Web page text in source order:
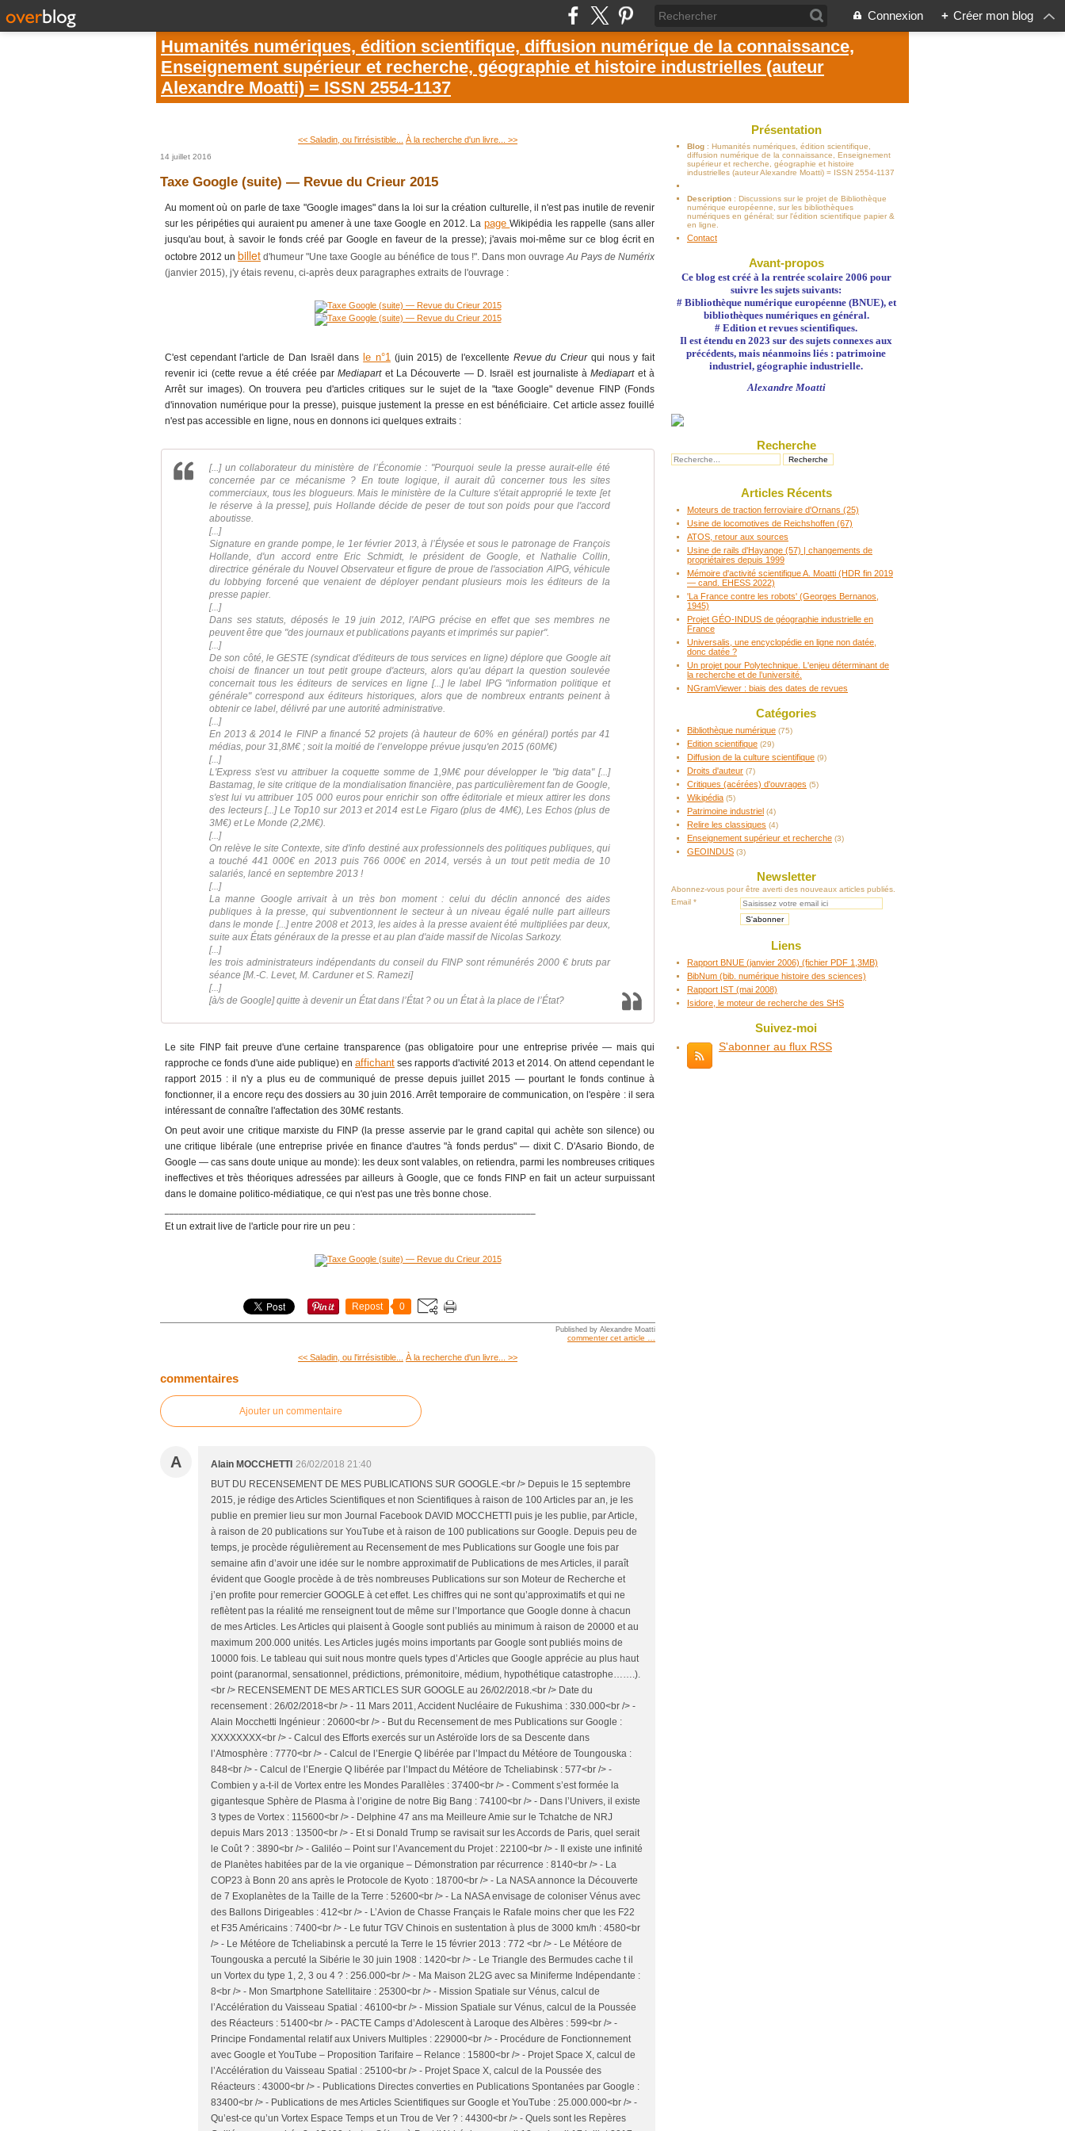
Connexion + Créer mon blog
Humanités numériques, édition scientifique, diffusion numérique de la connaissance,
Enseignement supérieur et recherche, géographie et histoire industrielles (auteur
Alexandre Moatti) = ISSN 2554-1137
<< Saladin, ou l'irrésistible... À la recherche d'un livre... >>
14 juillet 2016
Taxe Google (suite) ― Revue du Crieur 2015
Au moment où on parle de taxe "Google images" dans la loi sur la création culturelle, il n'est pas inutile de revenir
sur les péripéties qui auraient pu amener à une taxe Google en 2012. La pageWikipédia les rappelle (sans aller
jusqu'au bout, à savoir le fonds créé par Google en faveur de la presse); j'avais moi-même sur ce blog écrit en
octobre 2012 un billet d'humeur "Une taxe Google au bénéfice de tous !". Dans mon ouvrageAu Pays de Numérix
(janvier 2015), j'y étais revenu, ci-après deux paragraphes extraits de l'ouvrage :
C'est cependant l'article de Dan Israël dans le n°1 (juin 2015) de l'excellente Revue du Crieurqui nous y fait
revenir ici (cette revue a été créée parMediapartet La Découverte ― D. Israël est journaliste àMediapartet à
Arrêt sur images). On trouvera peu d'articles critiques sur le sujet de la "taxe Google" devenue FINP (Fonds
d'innovation numérique pour la presse), puisque justement la presse en est bénéficiaire. Cet article assez fouillé
n'est pas accessible en ligne, nous en donnons ici quelques extraits :
[...] un collaborateur du ministère de l’Économie : "Pourquoi seule la presse aurait-elle été
concernée par ce mécanisme ? En toute logique, il aurait dû concerner tous les sites
commerciaux, tous les blogueurs. Mais le ministère de la Culture s'était approprié le texte [et
le réserve à la presse], puis Hollande décide de peser de tout son poids pour que l'accord
aboutisse.
[...]
Signature en grande pompe, le 1er février 2013, à l’Élysée et sous le patronage de François
Hollande, d'un accord entre Eric Schmidt, le président de Google, et Nathalie Collin,
directrice générale du Nouvel Observateur et figure de proue de l'association AIPG, véhicule
du lobbying forcené que venaient de déployer pendant plusieurs mois les éditeurs de la
presse papier.
[...]
Dans ses statuts, déposés le 19 juin 2012, l'AIPG précise en effet que ses membres ne
peuvent être que "des journaux et publications payants et imprimés sur papier".
[...]
De son côté, le GESTE (syndicat d'éditeurs de tous services en ligne) déplore que Google ait
choisi de financer un tout petit groupe d'acteurs, alors qu'au départ la question soulevée
concernait tous les éditeurs de services en ligne [...] le label IPG "information politique et
générale" correspond aux éditeurs historiques, alors que de nombreux entrants peinent à
obtenir ce label, délivré par une autorité administrative.
[...]
En 2013 & 2014 le FINP a financé 52 projets (à hauteur de 60% en général) portés par 41
médias, pour 31,8M€ ; soit la moitié de l’enveloppe prévue jusqu'en 2015 (60M€)
[...]
L'Express s'est vu attribuer la coquette somme de 1,9M€ pour développer le "big data" [...]
Bastamag, le site critique de la mondialisation financière, pas particulièrement fan de Google,
s'est lui vu attribuer 105 000 euros pour enrichir son offre éditoriale et mieux attirer les dons
des lecteurs [...] Le Top10 sur 2013 et 2014 est Le Figaro (plus de 4M€), Les Echos (plus de
3M€) et Le Monde (2,2M€).
[...]
On relève le site Contexte, site d'info destiné aux professionnels des politiques publiques, qui
a touché 441 000€ en 2013 puis 766 000€ en 2014, versés à un tout petit media de 10
salariés, lancé en septembre 2013 !
[...]
La manne Google arrivait à un très bon moment : celui du déclin annoncé des aides
publiques à la presse, qui subventionnent le secteur à un niveau égalé nulle part ailleurs
dans le monde [...] entre 2008 et 2013, les aides à la presse avaient été multipliées par deux,
suite aux États généraux de la presse et au plan d'aide massif de Nicolas Sarkozy.
[...]
les trois administrateurs indépendants du conseil du FINP sont rémunérés 2000 € bruts par
séance [M.-C. Levet, M. Carduner et S. Ramezi]
[...]
[à/s de Google] quitte à devenir un État dans l’État ? ou un État à la place de l’État?
Le site FINP fait preuve d'une certaine transparence (pas obligatoire pour une entreprise privée ― mais qui
rapproche ce fonds d'une aide publique) en affichant ses rapports d'activité 2013 et 2014. On attend cependant le
rapport 2015 : il n'y a plus eu de communiqué de presse depuis juillet 2015 ― pourtant le fonds continue à
fonctionner, il a encore reçu des dossiers au 30 juin 2016. Arrêt temporaire de communication, on l'espère : il sera
intéressant de connaître l'affectation des 30M€ restants.
On peut avoir une critique marxiste du FINP (la presse asservie par le grand capital qui achète son silence) ou
une critique libérale (une entreprise privée en finance d'autres "à fonds perdus" ― dixit C. D'Asario Biondo, de
Google ― cas sans doute unique au monde): les deux sont valables, on retiendra, parmi les nombreuses critiques
ineffectives et très théoriques adressées par ailleurs à Google, que ce fonds FINP en fait un acteur surpuissant
dans le domaine politico-médiatique, ce qui n'est pas une très bonne chose.
Et un extrait live de l'article pour rire un peu :
Repost 0
Published by Alexandre Moatti
commenter cet article
<< Saladin, ou l'irrésistible... À la recherche d'un livre... >>
commentaires
Ajouter un commentaire
A Alain MOCCHETTI 26/02/2018 21:40
BUT DU RECENSEMENT DE MES PUBLICATIONS SUR GOOGLE.<br /> Depuis le 15 septembre
2015, je rédige des Articles Scientifiques et non Scientifiques à raison de 100 Articles par an, je les
publie en premier lieu sur mon Journal Facebook DAVID MOCCHETTI puis je les publie, par Article,
à raison de 20 publications sur YouTube et à raison de 100 publications sur Google. Depuis peu de
temps, je procède régulièrement au Recensement de mes Publications sur Google une fois par
semaine afin d’avoir une idée sur le nombre approximatif de Publications de mes Articles, il paraît
évident que Google procède à de très nombreuses Publications sur son Moteur de Recherche et
j’en profite pour remercier GOOGLE à cet effet. Les chiffres qui ne sont qu’approximatifs et qui ne
reflètent pas la réalité me renseignent tout de même sur l’Importance que Google donne à chacun
de mes Articles. Les Articles qui plaisent à Google sont publiés au minimum à raison de 20000 et au
maximum 200.000 unités. Les Articles jugés moins importants par Google sont publiés moins de
10000 fois. Le tableau qui suit nous montre quels types d’Articles que Google apprécie au plus haut
point (paranormal, sensationnel, prédictions, prémonitoire, médium, hypothétique catastrophe…….).
<br /> RECENSEMENT DE MES ARTICLES SUR GOOGLE au 26/02/2018.<br /> Date du
recensement : 26/02/2018<br /> - 11 Mars 2011, Accident Nucléaire de Fukushima : 330.000<br /> -
Alain Mocchetti Ingénieur : 20600<br /> - But du Recensement de mes Publications sur Google :
XXXXXXXX<br /> - Calcul des Efforts exercés sur un Astéroïde lors de sa Descente dans
l’Atmosphère : 7770<br /> - Calcul de l’Energie Q libérée par l’Impact du Météore de Toungouska :
848<br /> - Calcul de l’Energie Q libérée par l’Impact du Météore de Tcheliabinsk : 577<br /> -
Combien y a-t-il de Vortex entre les Mondes Parallèles : 37400<br /> - Comment s’est formée la
gigantesque Sphère de Plasma à l’origine de notre Big Bang : 74100<br /> - Dans l’Univers, il existe
3 types de Vortex : 115600<br /> - Delphine 47 ans ma Meilleure Amie sur le Tchatche de NRJ
depuis Mars 2013 : 13500<br /> - Et si Donald Trump se ravisait sur les Accords de Paris, quel serait
le Coût ? : 3890<br /> - Galiléo – Point sur l’Avancement du Projet : 22100<br /> - Il existe une infinité
de Planètes habitées par de la vie organique – Démonstration par récurrence : 8140<br /> - La
COP23 à Bonn 20 ans après le Protocole de Kyoto : 18700<br /> - La NASA annonce la Découverte
de 7 Exoplanètes de la Taille de la Terre : 52600<br /> - La NASA envisage de coloniser Vénus avec
des Ballons Dirigeables : 412<br /> - L’Avion de Chasse Français le Rafale moins cher que les F22
et F35 Américains : 7400<br /> - Le futur TGV Chinois en sustentation à plus de 3000 km/h : 4580<br
/> - Le Météore de Tcheliabinsk a percuté la Terre le 15 février 2013 : 772 <br /> - Le Météore de
Toungouska a percuté la Sibérie le 30 juin 1908 : 1420<br /> - Le Triangle des Bermudes cache t il
un Vortex du type 1, 2, 3 ou 4 ? : 256.000<br /> - Ma Maison 2L2G avec sa Miniferme Indépendante :
8<br /> - Mon Smartphone Satellitaire : 25300<br /> - Mission Spatiale sur Vénus, calcul de
l’Accélération du Vaisseau Spatial : 46100<br /> - Mission Spatiale sur Vénus, calcul de la Poussée
des Réacteurs : 51400<br /> - PACTE Camps d’Adolescent à Laroque des Albères : 599<br /> -
Principe Fondamental relatif aux Univers Multiples : 229000<br /> - Procédure de Fonctionnement
avec Google et YouTube – Proposition Tarifaire – Relance : 15800<br /> - Projet Space X, calcul de
l’Accélération du Vaisseau Spatial : 25100<br /> - Projet Space X, calcul de la Poussée des
Réacteurs : 43000<br /> - Publications Directes converties en Publications Spontanées par Google :
83400<br /> - Publications de mes Articles Scientifiques sur Google et YouTube : 25.000.000<br /> -
Qu’est-ce qu’un Vortex Espace Temps et un Trou de Ver ? : 44300<br /> - Quels sont les Repères
Présentation
Blog : Humanités numériques, édition scientifique,
diffusion numérique de la connaissance, Enseignement
supérieur et recherche, géographie et histoire
industrielles (auteur Alexandre Moatti) = ISSN 2554-1137
Description : Discussions sur le projet de Bibliothèque
numérique européenne, sur les bibliothèques
numériques en général; sur l'édition scientifique papier &
en ligne.
Contact
Avant-propos
Ce blog est créé à la rentrée scolaire 2006 pour
suivre les sujets suivants:
# Bibliothèque numérique européenne (BNUE), et
bibliothèques numériques en général.
# Edition et revues scientifiques.
Il est étendu en 2023 sur des sujets connexes aux
précédents, mais néanmoins liés : patrimoine
industriel, géographie industrielle.
Alexandre Moatti
Recherche
Articles Récents
Moteurs de traction ferroviaire d'Ornans (25)
Usine de locomotives de Reichshoffen (67)
ATOS, retour aux sources
Usine de rails d'Hayange (57) | changements de
propriétaires depuis 1999
Mémoire d'activité scientifique A. Moatti (HDR fin 2019
— cand. EHESS 2022)
'La France contre les robots' (Georges Bernanos,
1945)
Projet GÉO-INDUS de géographie industrielle en
France
Universalis, une encyclopédie en ligne non datée,
donc datée ?
Un projet pour Polytechnique. L'enjeu déterminant de
la recherche et de l’université.
NGramViewer : biais des dates de revues
Catégories
Bibliothèque numérique (75)
Edition scientifique (29)
Diffusion de la culture scientifique (9)
Droits d'auteur (7)
Critiques (acérées) d'ouvrages (5)
Wikipédia (5)
Patrimoine industriel (4)
Relire les classiques (4)
Enseignement supérieur et recherche (3)
GEOINDUS (3)
Newsletter
Abonnez-vous pour être averti des nouveaux articles publiés.
Email
Liens
Rapport BNUE (janvier 2006) (fichier PDF 1,3MB)
BibNum (bib. numérique histoire des sciences)
Rapport IST (mai 2008)
Isidore, le moteur de recherche des SHS
Suivez-moi
S'abonner au flux RSS